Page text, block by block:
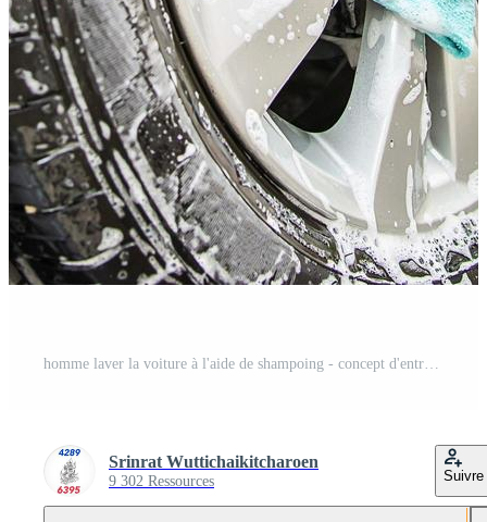
homme laver la voiture à l'aide de shampoing - concept d'entretien de la voiture au quotidien Photo Gratuite
Srinrat Wuttichaikitcharoen
9 302 Ressources Suivre